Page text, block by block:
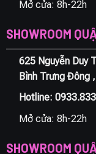
Mở cửa: 8h-22h
SHOWROOM
625 Nguyễn Duy
Bình Trưng Đông
Hotline:
Mở cửa: 8h-22h
SHOWROOM